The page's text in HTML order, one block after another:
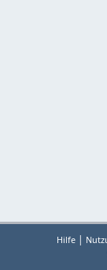
Hilfe |